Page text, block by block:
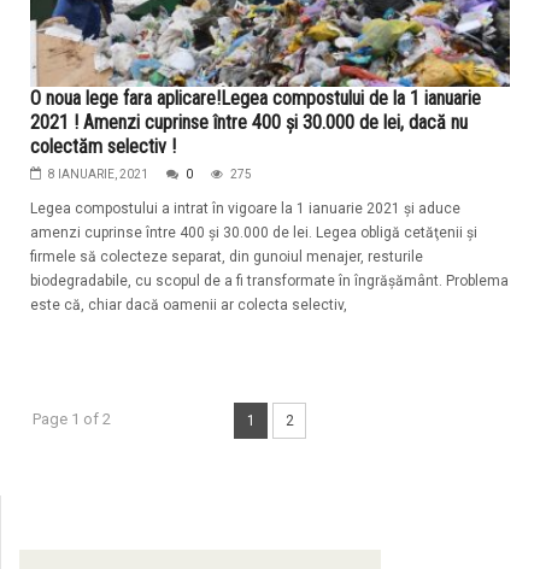
O noua lege fara aplicare!Legea compostului de la 1 ianuarie
2021 ! Amenzi cuprinse între 400 și 30.000 de lei, dacă nu
colectăm selectiv !
8 IANUARIE, 2021 0 275
Legea compostului a intrat în vigoare la 1 ianuarie 2021 și aduce
amenzi cuprinse între 400 şi 30.000 de lei. Legea obligă cetăţenii şi
firmele să colecteze separat, din gunoiul menajer, resturile
biodegradabile, cu scopul de a fi transformate în îngrăşământ. Problema
este că, chiar dacă oamenii ar colecta selectiv,
Page 1 of 2 1 2